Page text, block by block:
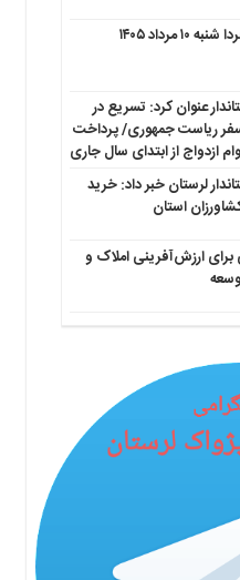
۱۴۰۵
عنوان کرد: تسریع در
ریاست جمهوری/ پرداخت
لرستان خبر داد: خرید
برای ارزش‌آفرینی املاک و